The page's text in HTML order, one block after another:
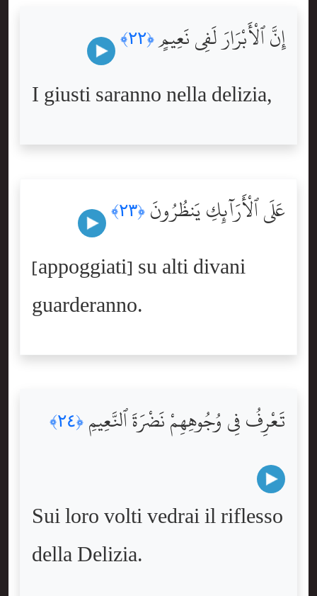
إِنَّ ٱلْأَبْرَارَ لَفِى نَعِيمٍ﴿٢٢﴾
I giusti saranno nella delizia,
عَلَى ٱلْأَرَآئِكِ يَنظُرُونَ ﴿٢٣﴾
[appoggiati] su alti divani
guarderanno.
تَعْرِفُ فِى وُجُوهِهِمْ نَضْرَةَ ٱلنَّعِيمِ ﴿٢٤﴾
Sui loro volti vedrai il riflesso
della Delizia.